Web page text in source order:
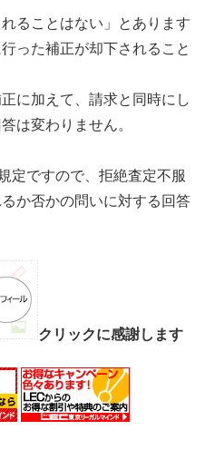
ることはない」とあります
った補正が却下されること
に加えて、請求と同時にし
は変わりません。
定ですので、拒絶査定不服
か否かの問いに対する回答
クリックに感謝します